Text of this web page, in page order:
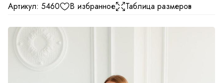
Артикул: 5460 В избранное Таблица размеров